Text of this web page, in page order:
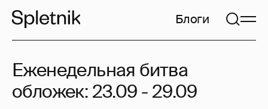
Блоги
Еженедельная битва
обложек: 23.09 - 29.09